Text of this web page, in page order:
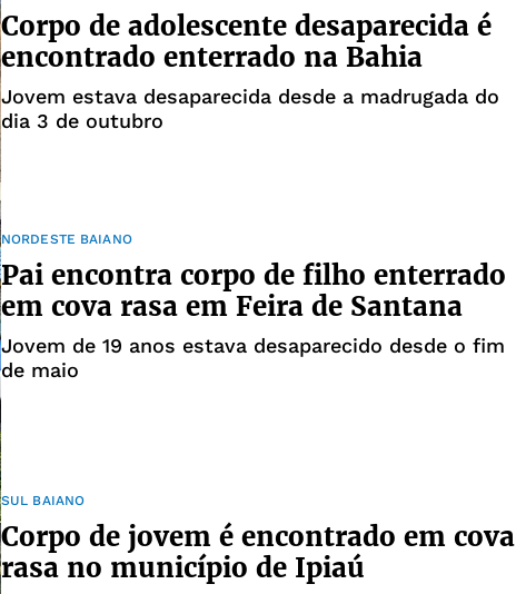
Corpo de adolescente desaparecida é
encontrado enterrado na Bahia
Jovem estava desaparecida desde a madrugada do
dia 3 de outubro
NORDESTE BAIANO
Pai encontra corpo de filho enterrado
em cova rasa em Feira de Santana
Jovem de 19 anos estava desaparecido desde o fim
de maio
SUL BAIANO
Corpo de jovem é encontrado em cova
rasa no município de Ipiaú